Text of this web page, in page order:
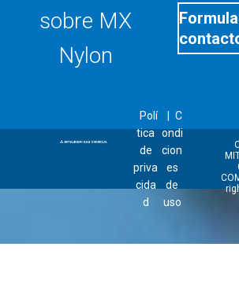
sobre MX
Nylon
Polí
tica
de
priva
cida
d
C
ondi
cion
es
de
uso